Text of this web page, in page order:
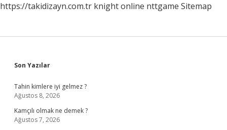
https://takidizayn.com.tr knight online nttgame Sitemap
Sidebar
Son Yazılar
Tahin kimlere iyi gelmez ?
Ağustos 8, 2026
Kamçılı olmak ne demek ?
Ağustos 7, 2026